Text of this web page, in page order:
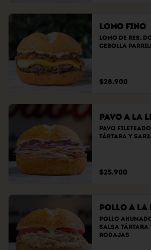
Lomo Fino
Lomo de res,
cebolla
$28.900
Pavo a la
Pavo
tártara y
$25.900
Pollo a la
Pollo
Salsa tártara
rodajas